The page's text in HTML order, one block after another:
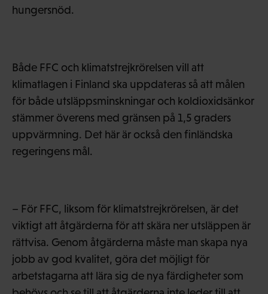
hungersnöd.
Både FFC och klimatstrejkrörelsen vill att
klimatlagen i Finland ska uppdateras så att målen
för både utsläppsminskningar och koldioxidsänkor
stämmer överens med gränsen på 1,5 graders
uppvärmning. Det här är också den finländska
regeringens mål.
– För FFC, liksom för klimatstrejkrörelsen, är det
viktigt att åtgärderna för att skära ner utsläppen är
rättvisa. Genom åtgärderna måste man skapa nya
jobb av god kvalitet, göra det möjligt för
arbetstagarna att lära sig de nya färdigheter som